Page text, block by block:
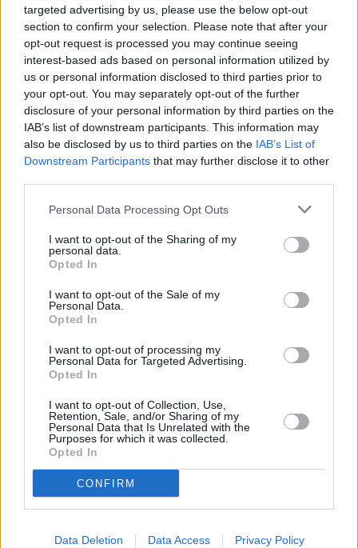
targeted advertising by us, please use the below opt-out
section to confirm your selection. Please note that after your
opt-out request is processed you may continue seeing
interest-based ads based on personal information utilized by
us or personal information disclosed to third parties prior to
your opt-out. You may separately opt-out of the further
disclosure of your personal information by third parties on the
IAB’s list of downstream participants. This information may
also be disclosed by us to third parties on the IAB’s List of
Downstream Participants that may further disclose it to other
Personal Data Processing Opt Outs
I want to opt-out of the Sharing of my
personal data.
Opted In
I want to opt-out of the Sale of my
Personal Data.
Opted In
I want to opt-out of processing my
Personal Data for Targeted Advertising.
Opted In
I want to opt-out of Collection, Use,
Retention, Sale, and/or Sharing of my
Personal Data that Is Unrelated with the
Purposes for which it was collected.
Opted In
CONFIRM
Data Deletion Data Access Privacy Policy
Συνεντεύξεις 18/11/2025
Τζεφ Μοντάνα: «Κανένας δεν μπορεί
να σου πει ποιος είσαι»